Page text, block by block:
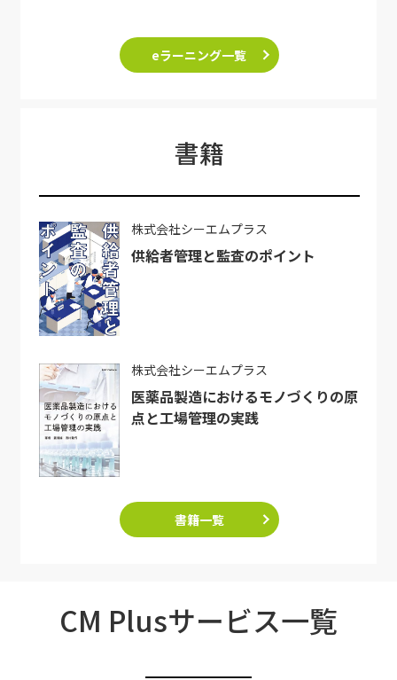
eラーニング一覧
書籍
株式会社シーエムプラス
供給者管理と監査のポイント
株式会社シーエムプラス
医薬品製造におけるモノづくりの原
点と工場管理の実践
書籍一覧
CM Plusサービス一覧